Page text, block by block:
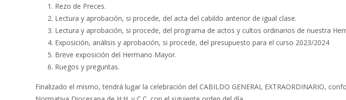
Rezo de Preces.
Lectura y aprobación, si procede, del acta del cabildo anterior de igual clase.
Lectura y aprobación, si procede, del programa de actos y cultos ordinarios de nuestra
Exposición, análisis y aprobación, si procede, del presupuesto para el curso 2023/2024
Breve exposición del Hermano Mayor.
Ruegos y preguntas.
Finalizado el mismo, tendrá lugar la celebración del CABILDO GENERAL EXTRAORDINARIO,